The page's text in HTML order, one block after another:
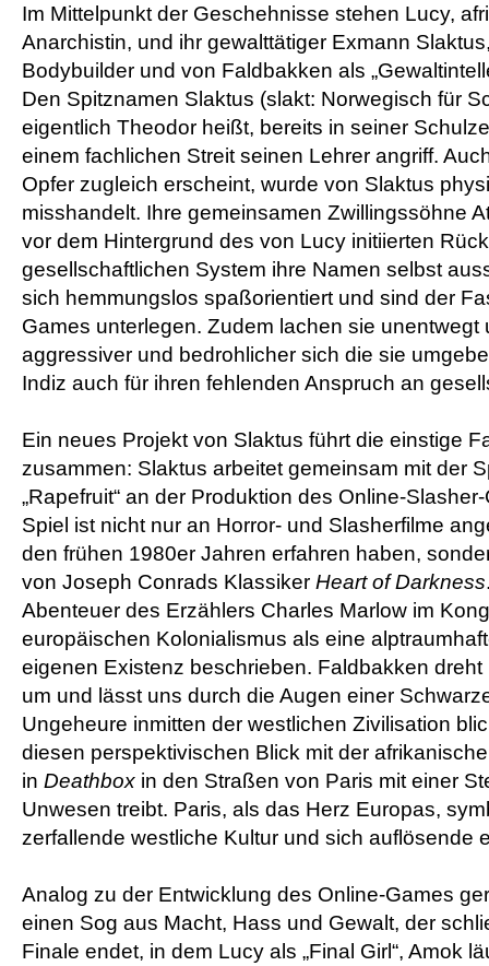
Im Mittelpunkt der Geschehnisse stehen Lucy,
Anarchistin, und ihr gewalttätiger Exmann
Bodybuilder und von Faldbakken als
Den Spitznamen Slaktus (slakt: Norwegisch für
eigentlich Theodor heißt, bereits in seiner
einem fachlichen Streit seinen Lehrer angriff.
Opfer zugleich erscheint, wurde von Slaktus
misshandelt. Ihre gemeinsamen Zwillingssöhne
vor dem Hintergrund des von Lucy initiierten
gesellschaftlichen System ihre Namen selbst
sich hemmungslos spaßorientiert und sind der
Games unterlegen. Zudem lachen sie unentwegt
aggressiver und bedrohlicher sich die sie
Indiz auch für ihren fehlenden Anspruch an
Ein neues Projekt von Slaktus führt die einstige
zusammen: Slaktus arbeitet gemeinsam mit der
„Rapefruit“ an der Produktion des Online-
Spiel ist nicht nur an Horror- und Slasherfilme
den frühen 1980er Jahren erfahren haben,
von Joseph Conrads Klassiker Heart of Darkness
Abenteuer des Erzählers Charles Marlow im
europäischen Kolonialismus als eine
eigenen Existenz beschrieben. Faldbakken
um und lässt uns durch die Augen einer
Ungeheure inmitten der westlichen Zivilisation
diesen perspektivischen Blick mit der
in Deathbox in den Straßen von Paris mit einer
Unwesen treibt. Paris, als das Herz Europas,
zerfallende westliche Kultur und sich auflösende
Analog zu der Entwicklung des Online-Games
einen Sog aus Macht, Hass und Gewalt, der
Finale endet, in dem Lucy als „Final Girl“, Amok